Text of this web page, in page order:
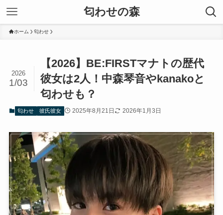
匂わせの森
ホーム 匂わせ
【2026】BE:FIRSTマナトの歴代
彼女は2人！中森琴音やkanakoと
匂わせも？
2026
1/03
匂わせ 彼氏彼女 2025年8月21日 2026年1月3日